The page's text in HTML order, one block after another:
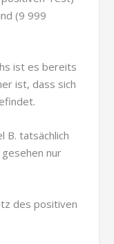
(9 999
ist es bereits
ist, dass sich
B. tatsächlich
nur
des positiven